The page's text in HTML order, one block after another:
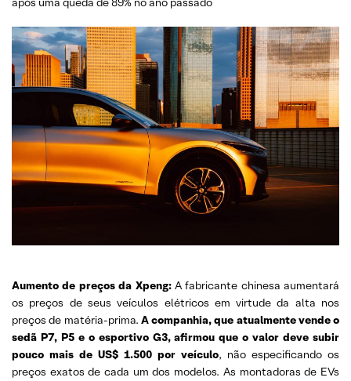
Aumento de preços da Xpeng: A fabricante chinesa aumentará
os preços de seus veículos elétricos em virtude da alta nos
preços de matéria-prima. A companhia, que atualmente vende o
sedã P7, P5 e o esportivo G3, afirmou que o valor deve subir
pouco mais de US$ 1.500 por veículo, não especificando os
preços exatos de cada um dos modelos. As montadoras de EVs